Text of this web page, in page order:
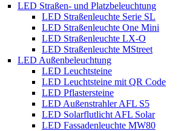
LED Straßen- und Platzbeleuchtung
LED Straßenleuchte Serie SL
LED Straßenleuchte One Mini
LED Straßenleuchte LX-O
LED Straßenleuchte MStreet
LED Außenbeleuchtung
LED Leuchtsteine
LED Leuchtsteine mit QR Code
LED Pflastersteine
LED Außenstrahler AFL S5
LED Solarflutlicht AFL Solar
LED Fassadenleuchte MW80